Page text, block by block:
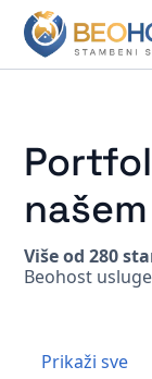
Više od 280
Beohost
Prikaži sve